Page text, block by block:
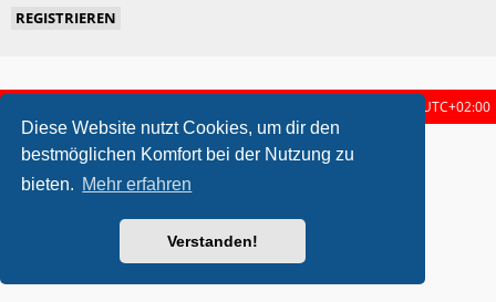
Diese Website nutzt Cookies, um dir den
bestmöglichen Komfort bei der Nutzung zu
bieten. Mehr erfahren
Verstanden!
REGISTRIEREN
UTC+02:00
metrolike style by Eric Seguin Updated for phpBB3.2 by
Powered byphpBB ® Forum Software © phpBB Limited
Deutsche Übersetzung durch